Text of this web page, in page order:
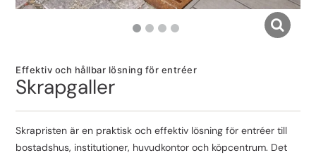
Effektiv och hållbar lösning för entréer
Skrapgaller
Skrapristen är en praktisk och effektiv lösning för entréer till
bostadshus, institutioner, huvudkontor och köpcentrum. Det